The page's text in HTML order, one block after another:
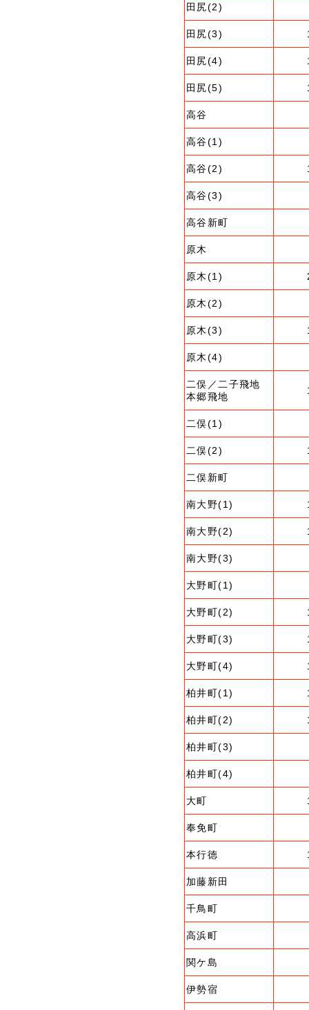
田尻(2)
田尻(3)
田尻(4)
田尻(5)
高谷
高谷(1)
高谷(2)
高谷(3)
高谷新町
原木
原木(1)
原木(2)
原木(3)
原木(4)
二俣／二子飛地
本郷飛地
二俣(1)
二俣(2)
二俣新町
南大野(1)
南大野(2)
南大野(3)
大野町(1)
大野町(2)
大野町(3)
大野町(4)
柏井町(1)
柏井町(2)
柏井町(3)
柏井町(4)
大町
奉免町
本行徳
加藤新田
千鳥町
高浜町
関ケ島
伊勢宿